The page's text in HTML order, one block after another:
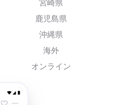
宮崎県
鹿児島県
沖縄県
海外
オンライン